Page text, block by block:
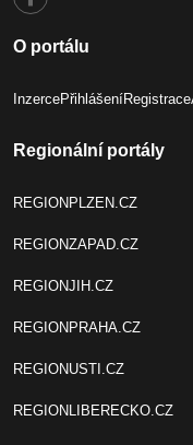
O portálu
InzercePřihlášeníRegistrace
Regionální portály
REGIONPLZEN.CZ
REGIONZAPAD.CZ
REGIONJIH.CZ
REGIONPRAHA.CZ
REGIONUSTI.CZ
REGIONLIBERECKO.CZ